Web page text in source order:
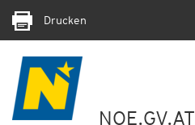
Drucken
NOE.GV.AT